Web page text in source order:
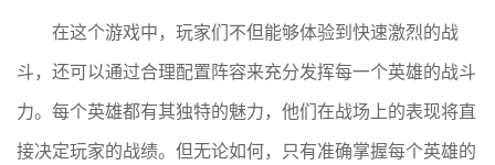
在这个游戏中，玩家们不但能够体验到快速激烈的战
斗，还可以通过合理配置阵容来充分发挥每一个英雄的战斗
力。每个英雄都有其独特的魅力，他们在战场上的表现将直
接决定玩家的战绩。但无论如何，只有准确掌握每个英雄的